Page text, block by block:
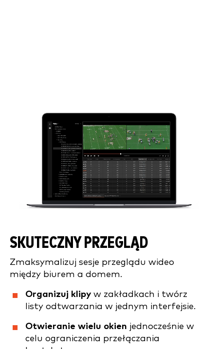
SKUTECZNY PRZEGLĄD
Zmaksymalizuj sesje przeglądu wideo
między biurem a domem.
Organizuj klipy w zakładkach i twórz
listy odtwarzania w jednym interfejsie.
Otwieranie wielu okien jednocześnie w
celu ograniczenia przełączania